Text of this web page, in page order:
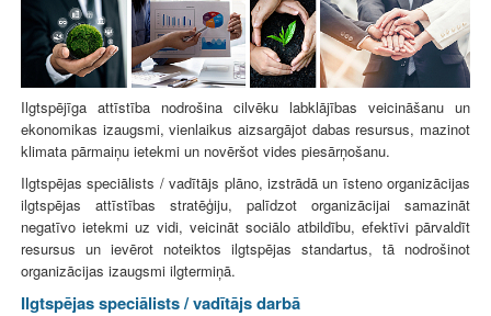
a
s
a
u
l
e
Ilgtspējīga attīstība nodrošina cilvēku labklājības veicināšanu un
ekonomikas izaugsmi, vienlaikus aizsargājot dabas resursus, mazinot
klimata pārmaiņu ietekmi un novēršot vides piesārņošanu.
Ilgtspējas speciālists / vadītājs plāno, izstrādā un īsteno organizācijas
ilgtspējas attīstības stratēģiju, palīdzot organizācijai samazināt
negatīvo ietekmi uz vidi, veicināt sociālo atbildību, efektīvi pārvaldīt
resursus un ievērot noteiktos ilgtspējas standartus, tā nodrošinot
organizācijas izaugsmi ilgtermiņā.
Ilgtspējas speciālists / vadītājs darbā